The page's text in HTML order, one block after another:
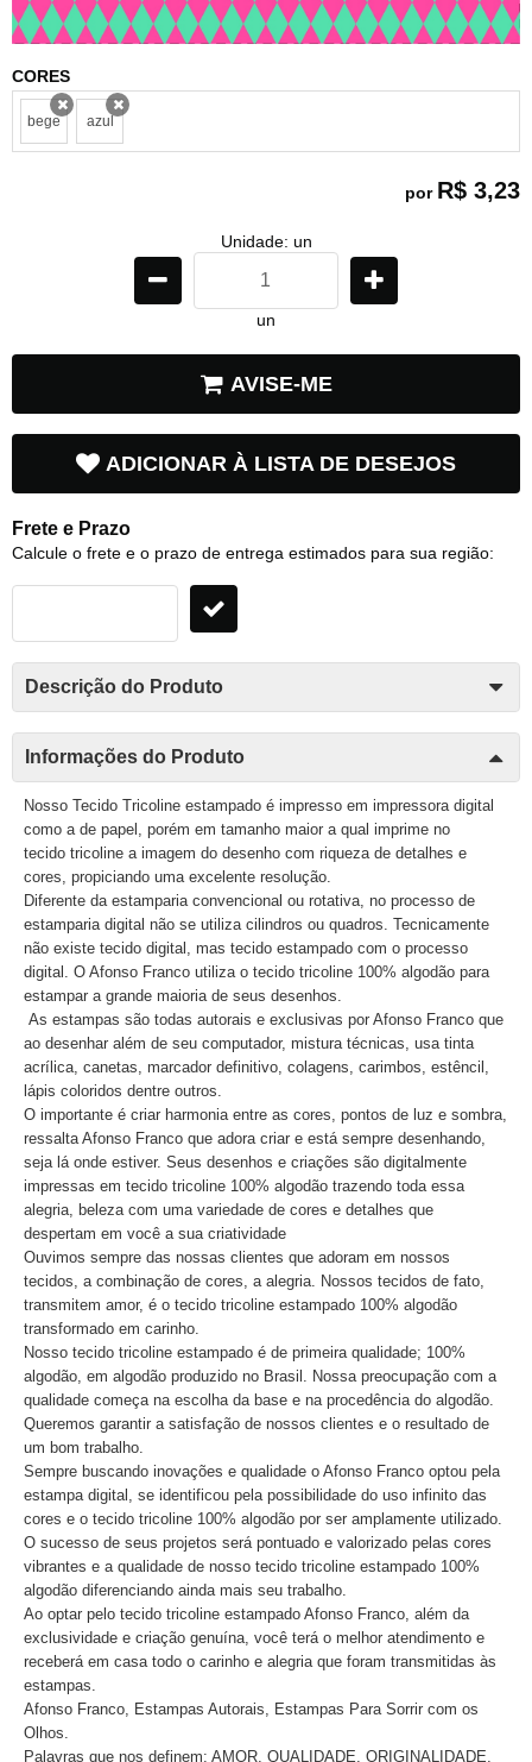
CORES
bege
x azul
x
por R$ 3,23
Unidade: un
un
AVISE-ME
ADICIONAR À LISTA DE DESEJOS
Frete e Prazo
Calcule o frete e o prazo de entrega estimados para sua região:
Descrição do Produto
Informações do Produto
Nosso Tecido Tricoline estampado é impresso em impressora digital
como a de papel, porém em tamanho maior a qual imprime no
tecido tricoline a imagem do desenho com riqueza de detalhes e
cores, propiciando uma excelente resolução.
Diferente da estamparia convencional ou rotativa, no processo de
estamparia digital não se utiliza cilindros ou quadros. Tecnicamente
não existe tecido digital, mas tecido estampado com o processo
digital. O Afonso Franco utiliza o tecido tricoline 100% algodão para
estampar a grande maioria de seus desenhos.
As estampas são todas autorais e exclusivas por Afonso Franco que
ao desenhar além de seu computador, mistura técnicas, usa tinta
acrílica, canetas, marcador definitivo, colagens, carimbos, estêncil,
lápis coloridos dentre outros.
O importante é criar harmonia entre as cores, pontos de luz e sombra,
ressalta Afonso Franco que adora criar e está sempre desenhando,
seja lá onde estiver. Seus desenhos e criações são digitalmente
impressas em tecido tricoline 100% algodão trazendo toda essa
alegria, beleza com uma variedade de cores e detalhes que
despertam em você a sua criatividade
Ouvimos sempre das nossas clientes que adoram em nossos
tecidos, a combinação de cores, a alegria. Nossos tecidos de fato,
transmitem amor, é o tecido tricoline estampado 100% algodão
transformado em carinho.
Nosso tecido tricoline estampado é de primeira qualidade; 100%
algodão, em algodão produzido no Brasil. Nossa preocupação com a
qualidade começa na escolha da base e na procedência do algodão.
Queremos garantir a satisfação de nossos clientes e o resultado de
um bom trabalho.
Sempre buscando inovações e qualidade o Afonso Franco optou pela
estampa digital, se identificou pela possibilidade do uso infinito das
cores e o tecido tricoline 100% algodão por ser amplamente utilizado.
O sucesso de seus projetos será pontuado e valorizado pelas cores
vibrantes e a qualidade de nosso tecido tricoline estampado 100%
algodão diferenciando ainda mais seu trabalho.
Ao optar pelo tecido tricoline estampado Afonso Franco, além da
exclusividade e criação genuína, você terá o melhor atendimento e
receberá em casa todo o carinho e alegria que foram transmitidas às
estampas.
Afonso Franco, Estampas Autorais, Estampas Para Sorrir com os
Olhos.
Palavras que nos definem: AMOR, QUALIDADE, ORIGINALIDADE,